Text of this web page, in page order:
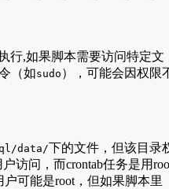
行,如果脚本需要访问特定文
（如sudo ），可能会因权限
data/下的文件，但该目录
户访问，而crontab任务是用
可能是root，但如果脚本里